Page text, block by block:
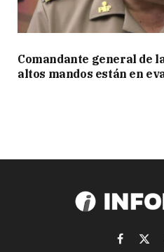
Comandante general de
altos mandos están en
Facebook
X